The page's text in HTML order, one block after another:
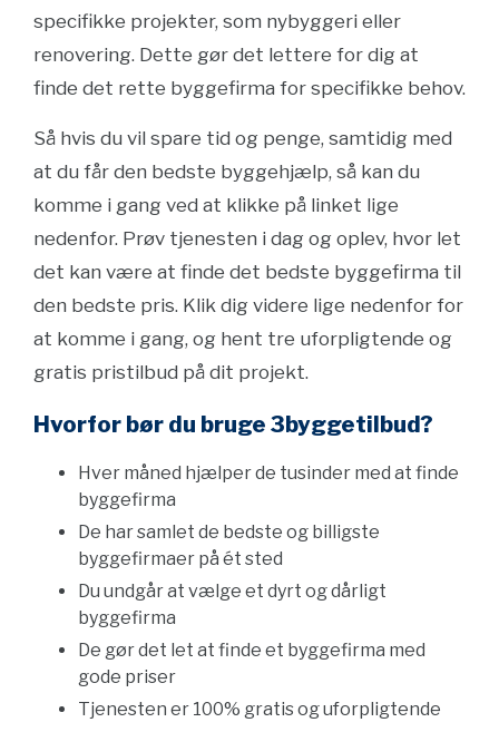
specifikke projekter, som nybyggeri eller
renovering. Dette gør det lettere for dig at
finde det rette byggefirma for specifikke behov.
Så hvis du vil spare tid og penge, samtidig med
at du får den bedste byggehjælp, så kan du
komme i gang ved at klikke på linket lige
nedenfor. Prøv tjenesten i dag og oplev, hvor let
det kan være at finde det bedste byggefirma til
den bedste pris. Klik dig videre lige nedenfor for
at komme i gang, og hent tre uforpligtende og
gratis pristilbud på dit projekt.
Hvorfor bør du bruge 3byggetilbud?
Hver måned hjælper de tusinder med at finde
byggefirma
De har samlet de bedste og billigste
byggefirmaer på ét sted
Du undgår at vælge et dyrt og dårligt
byggefirma
De gør det let at finde et byggefirma med
gode priser
Tjenesten er 100% gratis og uforpligtende